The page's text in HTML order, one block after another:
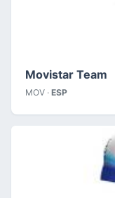
Movistar Team
MOV · ESP